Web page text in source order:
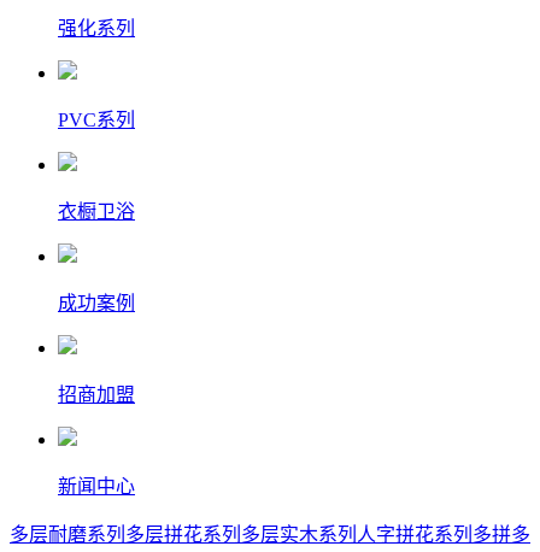
强化系列
PVC系列
衣橱卫浴
成功案例
招商加盟
新闻中心
多层耐磨系列 多层拼花系列 多层实木系列 人字拼花系列 多拼多